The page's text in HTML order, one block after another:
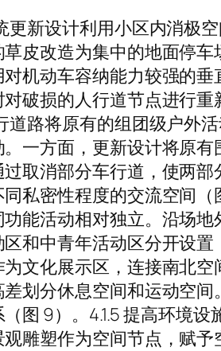
更新设计利用小区内消极
皮改造为集中的地面停
机动车容纳能力较强的
破损的人行道节点进行
路将原有的组团级户外
一方面，更新设计将原
取消部分车行道，使两
私密性程度的交流空间（
能活动相对独立。沿场
和中青年活动区分开设
文化展示区，连接南北
划分休息空间和运动空
图 9）。4.1.5 提高环境
雕塑作为空间节点，赋